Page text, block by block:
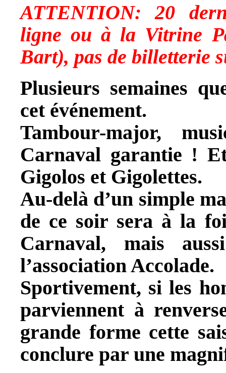
ATTENTION: 20
ligne ou à la Vitrine
Bart), pas de billetterie
Plusieurs semaines
cet événement.
Tambour-major,
Carnaval garantie !
Gigolos et Gigolettes.
Au-delà d’un simple
de ce soir sera à la
Carnaval, mais
l’association Accolade.
Sportivement, si les
parviennent à
grande forme cette
conclure par une